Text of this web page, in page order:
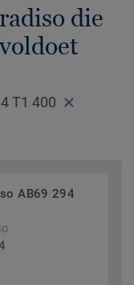
die
T1 400
AB69 294